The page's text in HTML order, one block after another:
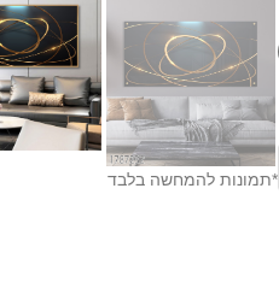
*תמונות להמחשה בלבד